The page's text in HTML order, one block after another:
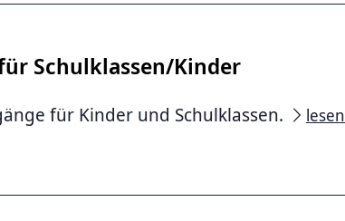
Schulklassen/Kinder
für Kinder und Schulklassen. lesen